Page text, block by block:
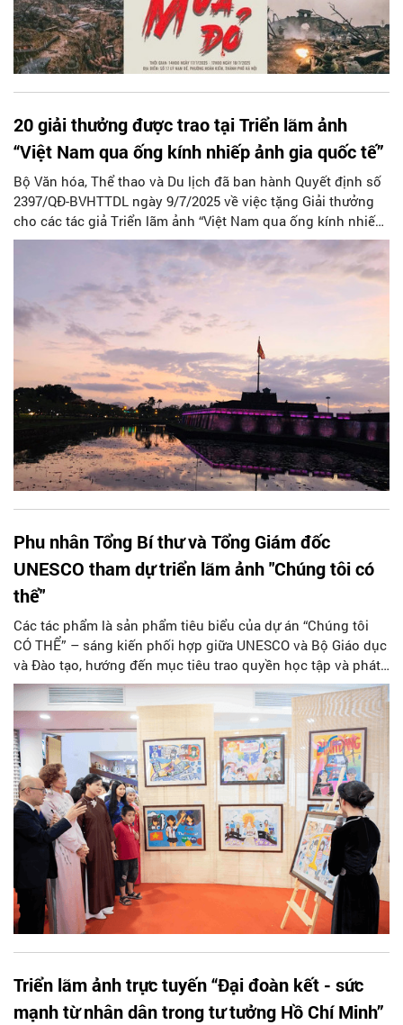
20 giải thưởng được trao tại Triển lãm ảnh
“Việt Nam qua ống kính nhiếp ảnh gia quốc tế”
Bộ Văn hóa, Thể thao và Du lịch đã ban hành Quyết định số
2397/QÐ-BVHTTDL ngày 9/7/2025 về việc tặng Giải thưởng
cho các tác giả Triển lãm ảnh “Việt Nam qua ống kính nhiếp
ảnh gia quốc tế” (lần 3).
Phu nhân Tổng Bí thư và Tổng Giám đốc
UNESCO tham dự triển lãm ảnh "Chúng tôi có
thể"
Các tác phẩm là sản phẩm tiêu biểu của dự án “Chúng tôi
CÓ THỂ” – sáng kiến phối hợp giữa UNESCO và Bộ Giáo dục
và Đào tạo, hướng đến mục tiêu trao quyền học tập và phát
triển toàn diện cho phụ nữ và trẻ em gái dân tộc thiểu số tại
các vùng khó khăn.
Triển lãm ảnh trực tuyến “Đại đoàn kết - sức
mạnh từ nhân dân trong tư tưởng Hồ Chí Minh”